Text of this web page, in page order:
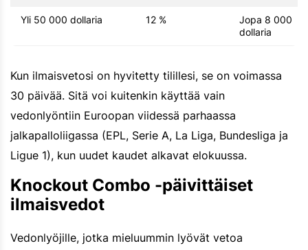
Yli 50 000 dollaria 12 %
Jopa 8 000
dollaria
Kun ilmaisvetosi on hyvitetty tilillesi, se on voimassa
30 päivää. Sitä voi kuitenkin käyttää vain
vedonlyöntiin Euroopan viidessä parhaassa
jalkapalloliigassa (EPL, Serie A, La Liga, Bundesliga ja
Ligue 1), kun uudet kaudet alkavat elokuussa.
Knockout Combo -päivittäiset
ilmaisvedot
Vedonlyöjille, jotka mieluummin lyövät vetoa